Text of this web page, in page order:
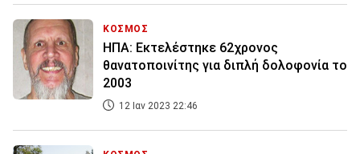
ΚΟΣΜΟΣ
ΗΠΑ: Εκτελέστηκε 62χρονος
θανατοποινίτης για διπλή δολοφονία το
2003
12 Ιαν 2023 22:46